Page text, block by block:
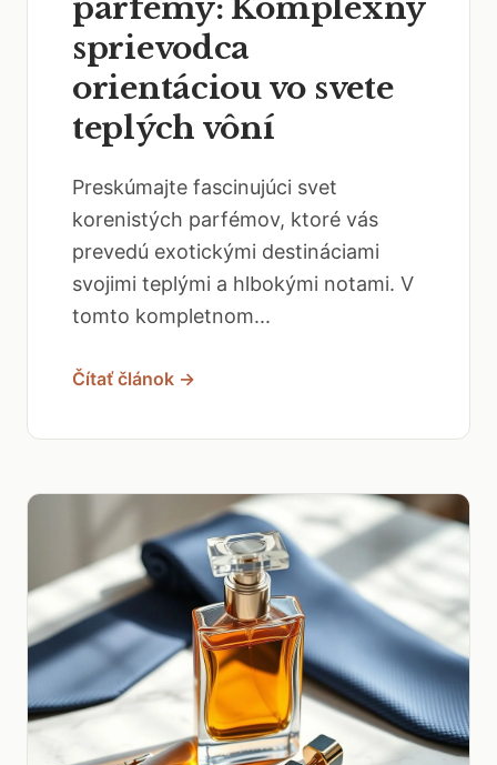
parfémy: Komplexný
sprievodca
orientáciou vo svete
teplých vôní
Preskúmajte fascinujúci svet
korenistých parfémov, ktoré vás
prevedú exotickými destináciami
svojimi teplými a hlbokými notami. V
tomto kompletnom...
Čítať článok →